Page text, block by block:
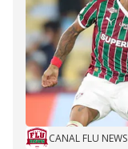
CANAL FLU NEWS